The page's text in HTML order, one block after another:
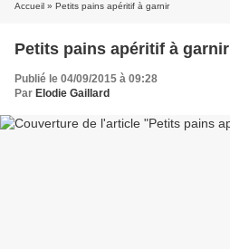
Accueil » Petits pains apéritif à garnir
Petits pains apéritif à garnir
Publié le 04/09/2015 à 09:28
Par Elodie Gaillard